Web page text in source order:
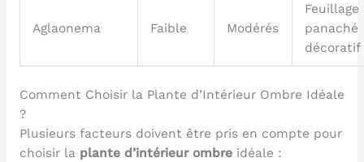
Aglaonema Faible Modérés
Feuillage
panaché
décoratif
Comment Choisir la Plante d’Intérieur Ombre Idéale
?
Plusieurs facteurs doivent être pris en compte pour
choisir la plante d’intérieur ombreidéale :